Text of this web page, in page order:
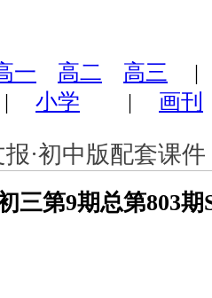
一 高二 高三
小学 | 画刊
·初中版配套课件
三第9期总第803